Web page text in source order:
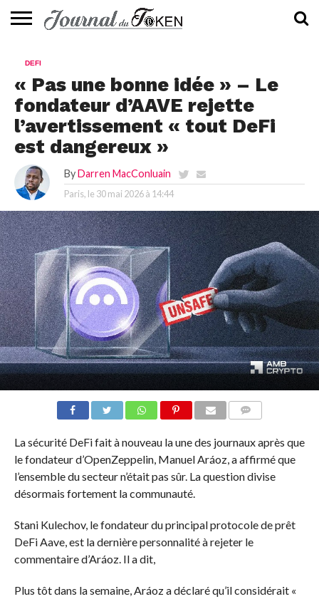
📰
EVALUATION
GUIDE
TENDANCES
À
CONTACTEZ-
DEFI
« Pas une bonne idée » – Le
fondateur d’AAVE rejette
l’avertissement « tout DeFi
est dangereux »
By Darren MacConluain
Paris, le 30 mai 2026 à 14:44
La sécurité DeFi fait à nouveau la une des journaux après que
le fondateur d’OpenZeppelin, Manuel Aráoz, a affirmé que
l’ensemble du secteur n’était pas sûr. La question divise
désormais fortement la communauté.
Stani Kulechov, le fondateur du principal protocole de prêt
DeFi Aave, est la dernière personnalité à rejeter le
commentaire d’Aráoz. Il a dit,
Plus tôt dans la semaine, Aráoz a déclaré qu’il considérait «